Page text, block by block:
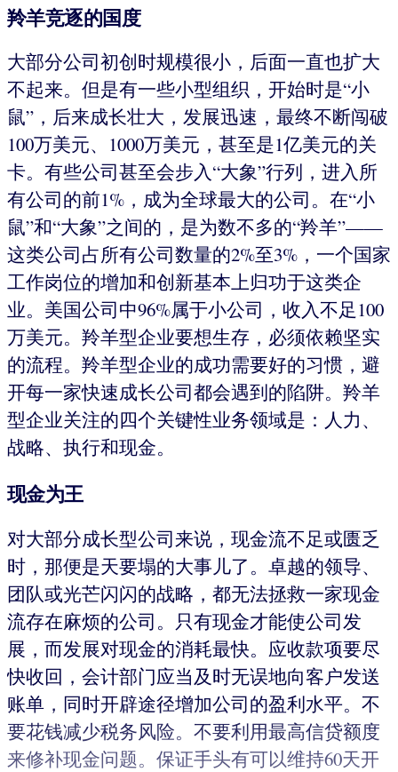
羚羊竞逐的国度
大部分公司初创时规模很小，后面一直也扩大
不起来。但是有一些小型组织，开始时是“小
鼠”，后来成长壮大，发展迅速，最终不断闯破
100万美元、1000万美元，甚至是1亿美元的关
卡。有些公司甚至会步入“大象”行列，进入所
有公司的前1%，成为全球最大的公司。在“小
鼠”和“大象”之间的，是为数不多的“羚羊”——
这类公司占所有公司数量的2%至3%，一个国家
工作岗位的增加和创新基本上归功于这类企
业。美国公司中96%属于小公司，收入不足100
万美元。羚羊型企业要想生存，必须依赖坚实
的流程。羚羊型企业的成功需要好的习惯，避
开每一家快速成长公司都会遇到的陷阱。羚羊
型企业关注的四个关键性业务领域是：人力、
战略、执行和现金。
现金为王
对大部分成长型公司来说，现金流不足或匮乏
时，那便是天要塌的大事儿了。卓越的领导、
团队或光芒闪闪的战略，都无法拯救一家现金
流存在麻烦的公司。只有现金才能使公司发
展，而发展对现金的消耗最快。应收款项要尽
快收回，会计部门应当及时无误地向客户发送
账单，同时开辟途径增加公司的盈利水平。不
要花钱减少税务风险。不要利用最高信贷额度
来修补现金问题。保证手头有可以维持60天开